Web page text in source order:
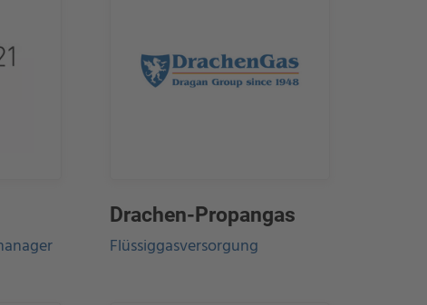
Drachen-Propangas
Flüssiggasversorgung